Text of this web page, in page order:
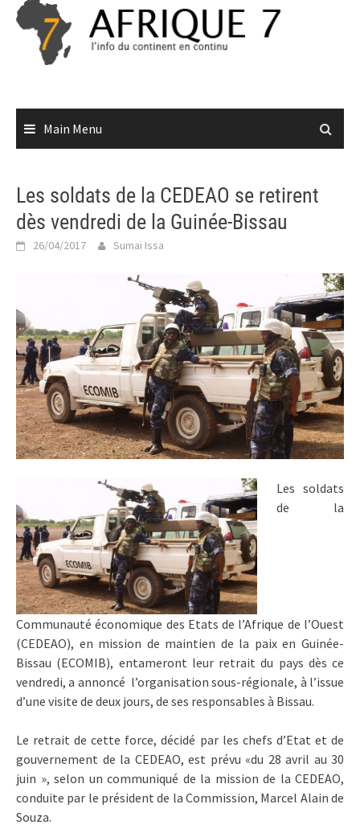
Skip
content
Main Menu
Les soldats de la CEDEAO se retirent
dès vendredi de la Guinée-Bissau
26/04/2017 Sumai Issa
Les soldats
de la
Communauté économique des Etats de l’Afrique de l’Ouest
(CEDEAO), en mission de maintien de la paix en Guinée-
Bissau (ECOMIB), entameront leur retrait du pays dès ce
vendredi, a annoncé l’organisation sous-régionale, à l’issue
d’une visite de deux jours, de ses responsables à Bissau.
Le retrait de cette force, décidé par les chefs d’Etat et de
gouvernement de la CEDEAO, est prévu «du 28 avril au 30
juin », selon un communiqué de la mission de la CEDEAO,
conduite par le président de la Commission, Marcel Alain de
Souza.